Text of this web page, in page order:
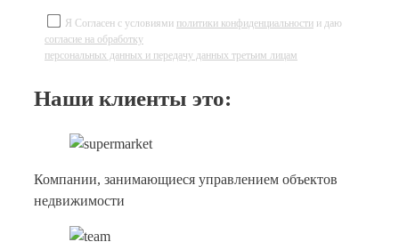
Я Согласен с условиями политики конфиденциальности и даю
согласие на обработку
персональных данных и передачу данных третьим лицам
Наши клиенты это:
Компании, занимающиеся управлением объектов
недвижимости